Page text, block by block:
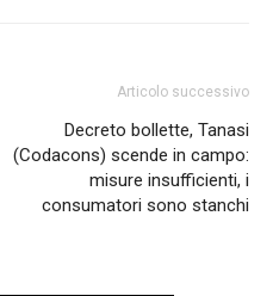
Articolo successivo
Decreto bollette, Tanasi
(Codacons) scende in campo:
misure insufficienti, i
consumatori sono stanchi